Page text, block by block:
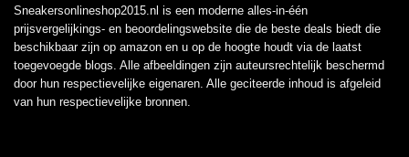
Sneakersonlineshop2015.nl is een moderne alles-in-één
prijsvergelijkings- en beoordelingswebsite die de beste deals biedt die
beschikbaar zijn op amazon en u op de hoogte houdt via de laatst
toegevoegde blogs. Alle afbeeldingen zijn auteursrechtelijk beschermd
door hun respectievelijke eigenaren. Alle geciteerde inhoud is afgeleid
van hun respectievelijke bronnen.